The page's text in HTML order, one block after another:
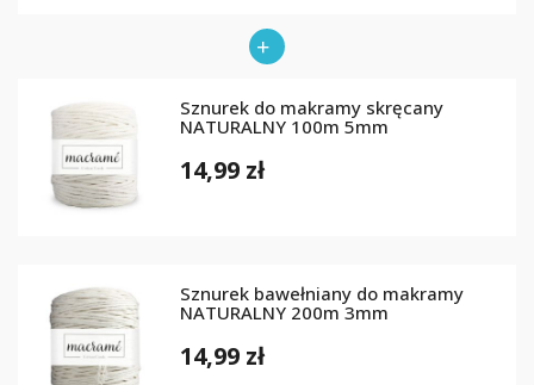
Sznurek do makramy skręcany
NATURALNY 100m 5mm
14,99 zł
Sznurek bawełniany do makramy
NATURALNY 200m 3mm
14,99 zł